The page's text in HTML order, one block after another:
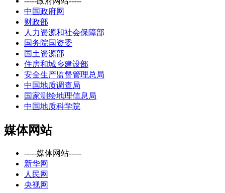
中国政府网
财政部
人力资源和社会保障部
国务院国资委
国土资源部
住房和城乡建设部
安全生产监督管理总局
中国地质调查局
国家测绘地理信息局
中国地质科学院
媒体网站
-----媒体网站-----
新华网
人民网
央视网